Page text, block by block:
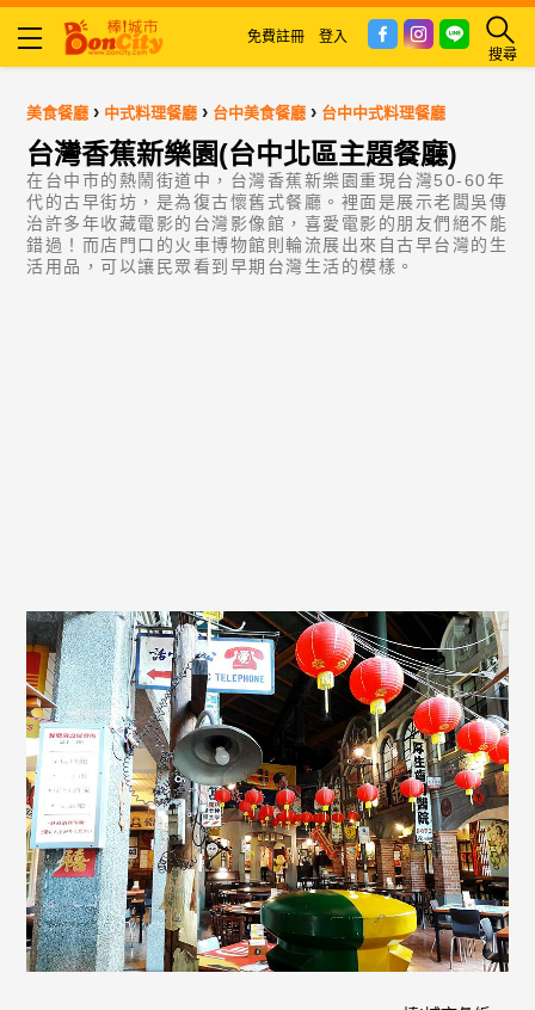
搜尋
免費註冊 登入
美食餐廳 › 中式料理餐廳 › 台中美食餐廳 › 台中中式料理餐廳
台灣香蕉新樂園(台中北區主題餐廳)
在台中市的熱鬧街道中，台灣香蕉新樂園重現台灣50-60年
代的古早街坊，是為復古懷舊式餐廳。裡面是展示老闆吳傳
治許多年收藏電影的台灣影像館，喜愛電影的朋友們絕不能
錯過！而店門口的火車博物館則輪流展出來自古早台灣的生
活用品，可以讓民眾看到早期台灣生活的模樣。